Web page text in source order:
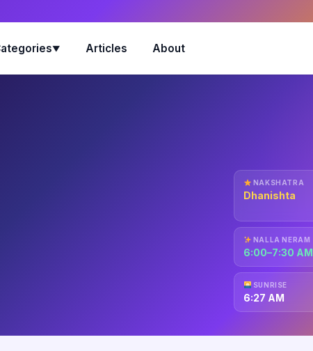
▼ Articles About
NAKSHATRA
Dhanishta
NALLA NERAM
6:00–7:30 AM
SUNRISE
6:27 AM